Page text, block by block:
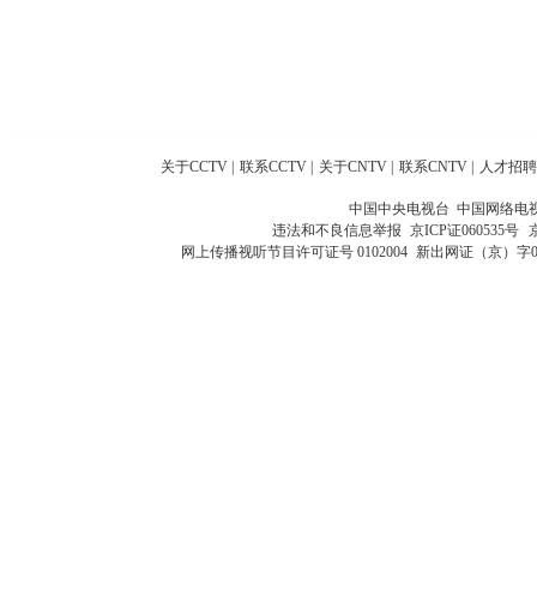
关于CCTV 联系CCTV 关于CNTV 联系CNTV 人才招聘
中国中央电视台 中国网络电
违法和不良信息举报 京ICP证060535号
网上传播视听节目许可证号 0102004 新出网证（京）